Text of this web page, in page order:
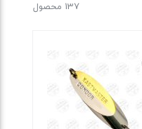
137 محصول